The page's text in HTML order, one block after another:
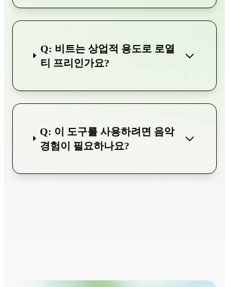
Q: 비트는 상업적 용도로 로열
티 프리인가요?
Q: 이 도구를 사용하려면 음악
경험이 필요하나요?